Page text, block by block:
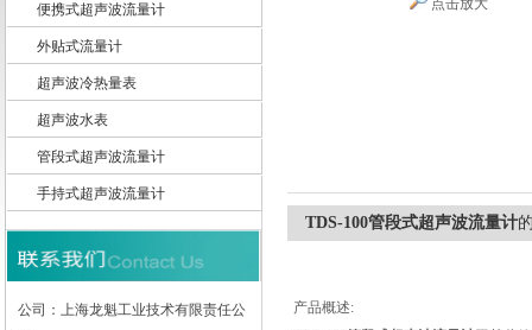
上海龙魁工业技术有限责任公司
便携式超声波流量计
外贴式流量计
超声波冷热量表
超声波水表
管段式超声波流量计
手持式超声波流量计
公司：上海龙魁工业技术有限责任公
点击放大
TDS-100管段式超声波流量计
产品概述: